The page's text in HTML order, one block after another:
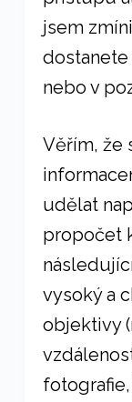
jsem
nebo v
Věřím, že
udělat
propočet
vysoký a
objektivy